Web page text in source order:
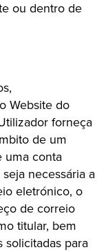
ou dentro de
Website do
forneça
de um
uma conta
necessária a
eletrónico, o
de correio
titular, bem
solicitadas para